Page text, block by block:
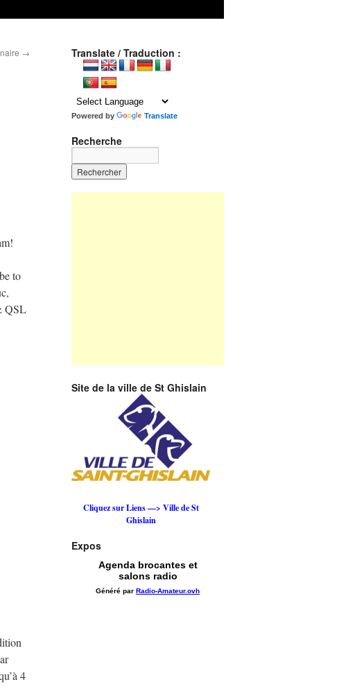
→
to
QSL
4
Translate / Traduction :
Powered by Translate
Recherche
Site de la ville de St Ghislain
Cliquez sur Liens —> Ville de St
Ghislain
Expos